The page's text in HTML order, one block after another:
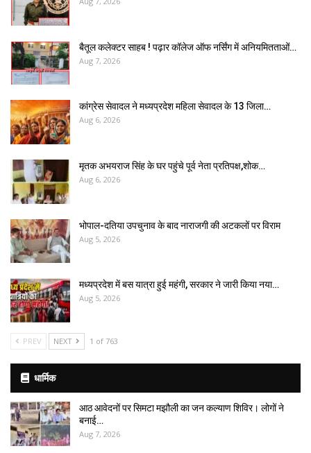
बैतूल कलेक्टर साहब ! पढ़ार कॉलेज ऑफ नर्सिंग में अनियमितताओं…
Aug 7, 2026
कांग्रेस सेवादल ने मध्यप्रदेश महिला सेवादल के 13 जिला…
Aug 6, 2026
मृतक अभयराज सिंह के घर पहुंचे पूर्व नेता प्रतिपक्ष,शोक…
Aug 6, 2026
भोपाल-दतिया उपचुनाव के बाद नाराजगी की अटकलों पर विराम
Aug 5, 2026
मध्यप्रदेश में बस यात्रा हुई महंगी, सरकार ने जारी किया नया…
Aug 5, 2026
PREV NEXT 1 of 763
धार्मिक
आठ आवेदनों पर सिमटा मझौली का जन कल्याण शिविर। लोगों ने
बनाई…
Aug 7, 2026